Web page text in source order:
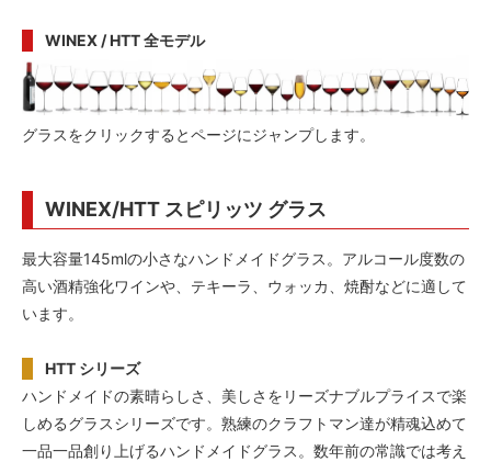
WINEX / HTT 全モデル
グラスをクリックするとページにジャンプします。
WINEX/HTT スピリッツ グラス
最大容量145mlの小さなハンドメイドグラス。アルコール度数の
高い酒精強化ワインや、テキーラ、ウォッカ、焼酎などに適して
います。
HTT シリーズ
ハンドメイドの素晴らしさ、美しさをリーズナブルプライスで楽
しめるグラスシリーズです。熟練のクラフトマン達が精魂込めて
一品一品創り上げるハンドメイドグラス。数年前の常識では考え